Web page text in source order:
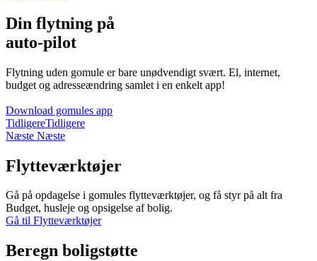
Din flytning på
auto-pilot
Flytning uden gomule er bare unødvendigt svært. El, internet,
budget og adresseændring samlet i en enkelt app!
Download gomules app
TidligereTidligere
Næste Næste
Flytteværktøjer
Gå på opdagelse i gomules flytteværktøjer, og få styr på alt fra
Budget, husleje og opsigelse af bolig.
Gå til Flytteværktøjer
Beregn boligstøtte